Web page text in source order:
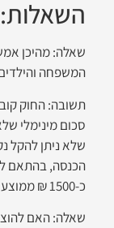
השאלות:
שאלה: מהיכן
המשפחה
תשובה: החוק
סכום מינימלי
שלא ניתן להקל
הכנסה, בהתאם
כ-1500 ₪ ממוצע לנפש).
שאלה: האם